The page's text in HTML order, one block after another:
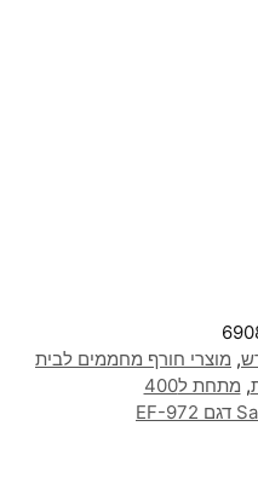
, מוצרי חורף מחממים לבית
, מתחת ל400